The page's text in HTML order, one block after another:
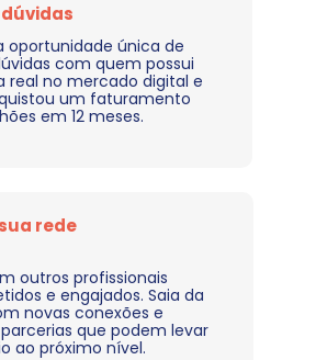
oportunidade única de
com quem possui
real no mercado digital e
um faturamento
em 12 meses.
rede
outros profissionais
e engajados. Saia da
novas conexões e
que podem levar
ao próximo nível.